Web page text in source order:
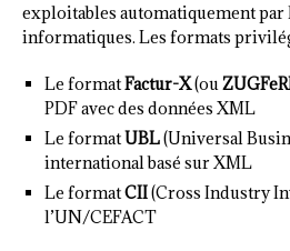
exploitables automatiquement par
informatiques. Les formats
Le formatFactur-X(ou
PDF avec des données XML
Le formatUBL(Universal
international basé sur XML
Le formatCII(Cross Industry
l’UN/CEFACT